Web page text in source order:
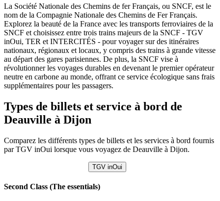
La Société Nationale des Chemins de fer Français, ou SNCF, est le
nom de la Compagnie Nationale des Chemins de Fer Français.
Explorez la beauté de la France avec les transports ferroviaires de la
SNCF et choisissez entre trois trains majeurs de la SNCF - TGV
inOui, TER et INTERCITÉS - pour voyager sur des itinéraires
nationaux, régionaux et locaux, y compris des trains à grande vitesse
au départ des gares parisiennes. De plus, la SNCF vise à
révolutionner les voyages durables en devenant le premier opérateur
neutre en carbone au monde, offrant ce service écologique sans frais
supplémentaires pour les passagers.
Types de billets et service à bord de
Deauville à Dijon
Comparez les différents types de billets et les services à bord fournis
par TGV inOui lorsque vous voyagez de Deauville à Dijon.
TGV inOui
Second Class (The essentials)